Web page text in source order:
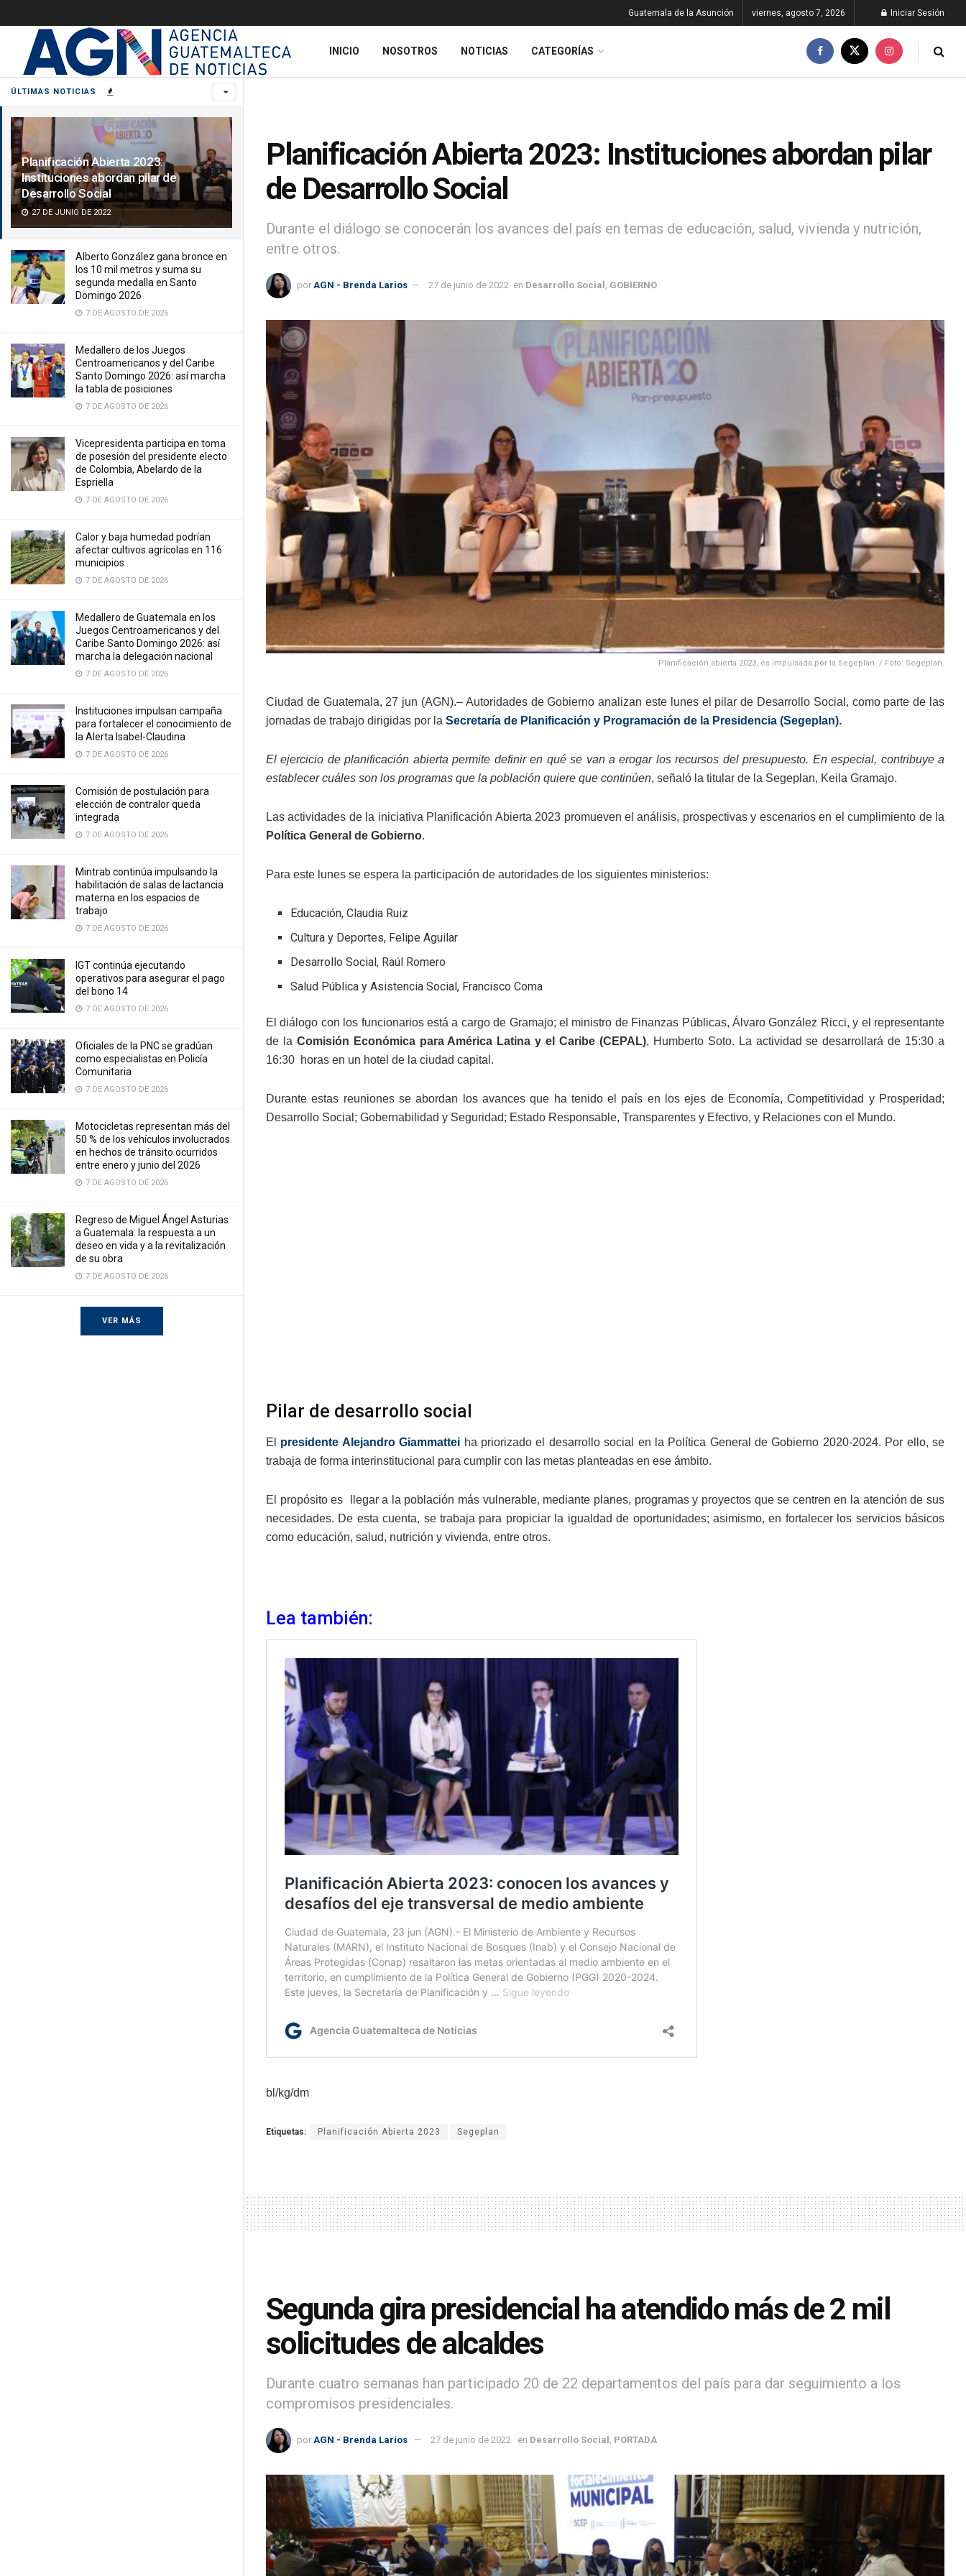
ÚLTIMAS NOTICIAS
Planificación Abierta 2023:
Instituciones abordan pilar de
Desarrollo Social
27 DE JUNIO DE 2022
Alberto González gana bronce en
los 10 mil metros y suma su
segunda medalla en Santo
Domingo 2026
7 DE AGOSTO DE 2026
Medallero de los Juegos
Centroamericanos y del Caribe
Santo Domingo 2026: así marcha
la tabla de posiciones
7 DE AGOSTO DE 2026
Vicepresidenta participa en toma
de posesión del presidente electo
de Colombia, Abelardo de la
Espriella
7 DE AGOSTO DE 2026
Calor y baja humedad podrían
afectar cultivos agrícolas en 116
municipios
7 DE AGOSTO DE 2026
Medallero de Guatemala en los
Juegos Centroamericanos y del
Caribe Santo Domingo 2026: así
marcha la delegación nacional
7 DE AGOSTO DE 2026
Instituciones impulsan campaña
para fortalecer el conocimiento de
la Alerta Isabel-Claudina
7 DE AGOSTO DE 2026
Comisión de postulación para
elección de contralor queda
integrada
7 DE AGOSTO DE 2026
Mintrab continúa impulsando la
habilitación de salas de lactancia
materna en los espacios de
trabajo
7 DE AGOSTO DE 2026
IGT continúa ejecutando
operativos para asegurar el pago
del bono 14
7 DE AGOSTO DE 2026
Oficiales de la PNC se gradúan
como especialistas en Policía
Comunitaria
7 DE AGOSTO DE 2026
Motocicletas representan más del
50 % de los vehículos involucrados
en hechos de tránsito ocurridos
entre enero y junio del 2026
7 DE AGOSTO DE 2026
Regreso de Miguel Ángel Asturias
a Guatemala: la respuesta a un
deseo en vida y a la revitalización
de su obra
7 DE AGOSTO DE 2026
VER MÁS
Guatemala de la Asunción viernes, agosto 7, 2026 Iniciar Sesión
INICIO NOSOTROS NOTICIAS CATEGORÍAS
Planificación Abierta 2023: Instituciones abordan pilar
de Desarrollo Social
Durante el diálogo se conocerán los avances del país en temas de educación, salud, vivienda y nutrición,
entre otros.
por AGN - Brenda Larios 27 de junio de 2022 en Desarrollo Social GOBIERNO
Planificación abierta 2023, es impulsada por la Segeplan. / Foto: Segeplan.
Ciudad de Guatemala, 27 jun (AGN).– Autoridades de Gobierno analizan este lunes el pilar de Desarrollo Social, como parte de las
jornadas de trabajo dirigidas por la Secretaría de Planificación y Programación de la Presidencia (Segeplan).
El ejercicio de planificación abierta permite definir en qué se van a erogar los recursos del presupuesto. En especial, contribuye a
establecer cuáles son los programas que la población quiere que continúen, señaló la titular de la Segeplan, Keila Gramajo.
Las actividades de la iniciativa Planificación Abierta 2023 promueven el análisis, prospectivas y escenarios en el cumplimiento de la
Política General de Gobierno.
Para este lunes se espera la participación de autoridades de los siguientes ministerios:
Educación, Claudia Ruiz
Cultura y Deportes, Felipe Aguilar
Desarrollo Social, Raúl Romero
Salud Pública y Asistencia Social, Francisco Coma
El diálogo con los funcionarios está a cargo de Gramajo; el ministro de Finanzas Públicas, Álvaro González Ricci, y el representante
de la Comisión Económica para América Latina y el Caribe (CEPAL), Humberto Soto. La actividad se desarrollará de 15:30 a
16:30 horas en un hotel de la ciudad capital.
Durante estas reuniones se abordan los avances que ha tenido el país en los ejes de Economía, Competitividad y Prosperidad;
Desarrollo Social; Gobernabilidad y Seguridad; Estado Responsable, Transparentes y Efectivo, y Relaciones con el Mundo.
Pilar de desarrollo social
El presidente Alejandro Giammattei ha priorizado el desarrollo social en la Política General de Gobierno 2020-2024. Por ello, se
trabaja de forma interinstitucional para cumplir con las metas planteadas en ese ámbito.
El propósito es llegar a la población más vulnerable, mediante planes, programas y proyectos que se centren en la atención de sus
necesidades. De esta cuenta, se trabaja para propiciar la igualdad de oportunidades; asimismo, en fortalecer los servicios básicos
como educación, salud, nutrición y vivienda, entre otros.
Lea también:
bl/kg/dm
Etiquetas: Planificación Abierta 2023 Segeplan
Segunda gira presidencial ha atendido más de 2 mil
solicitudes de alcaldes
Durante cuatro semanas han participado 20 de 22 departamentos del país para dar seguimiento a los
compromisos presidenciales.
por AGN - Brenda Larios 27 de junio de 2022 en Desarrollo Social PORTADA